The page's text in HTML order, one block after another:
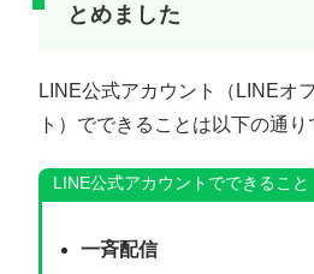
とめました
LINE公式アカウント（LINEオ
ト）でできることは以下の通り
LINE公式アカウントでできること
一斉配信